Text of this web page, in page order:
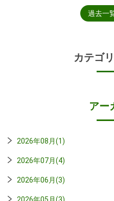
過去一
カテゴ
アー
2026年08月(1)
2026年07月(4)
2026年06月(3)